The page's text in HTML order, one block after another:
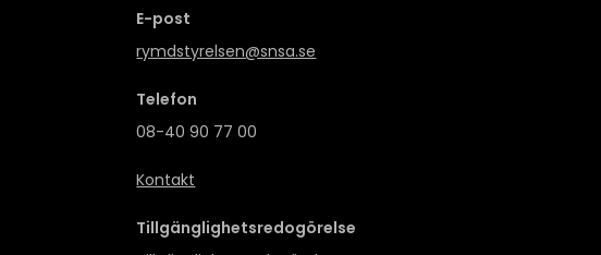
E-post
rymdstyrelsen@snsa.se
Telefon
08-40 90 77 00
Kontakt
Tillgänglighetsredogörelse